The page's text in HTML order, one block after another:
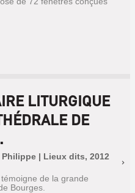
LITURGIQUE
DE
| Lieux dits, 2012
de la grande
Bourges.